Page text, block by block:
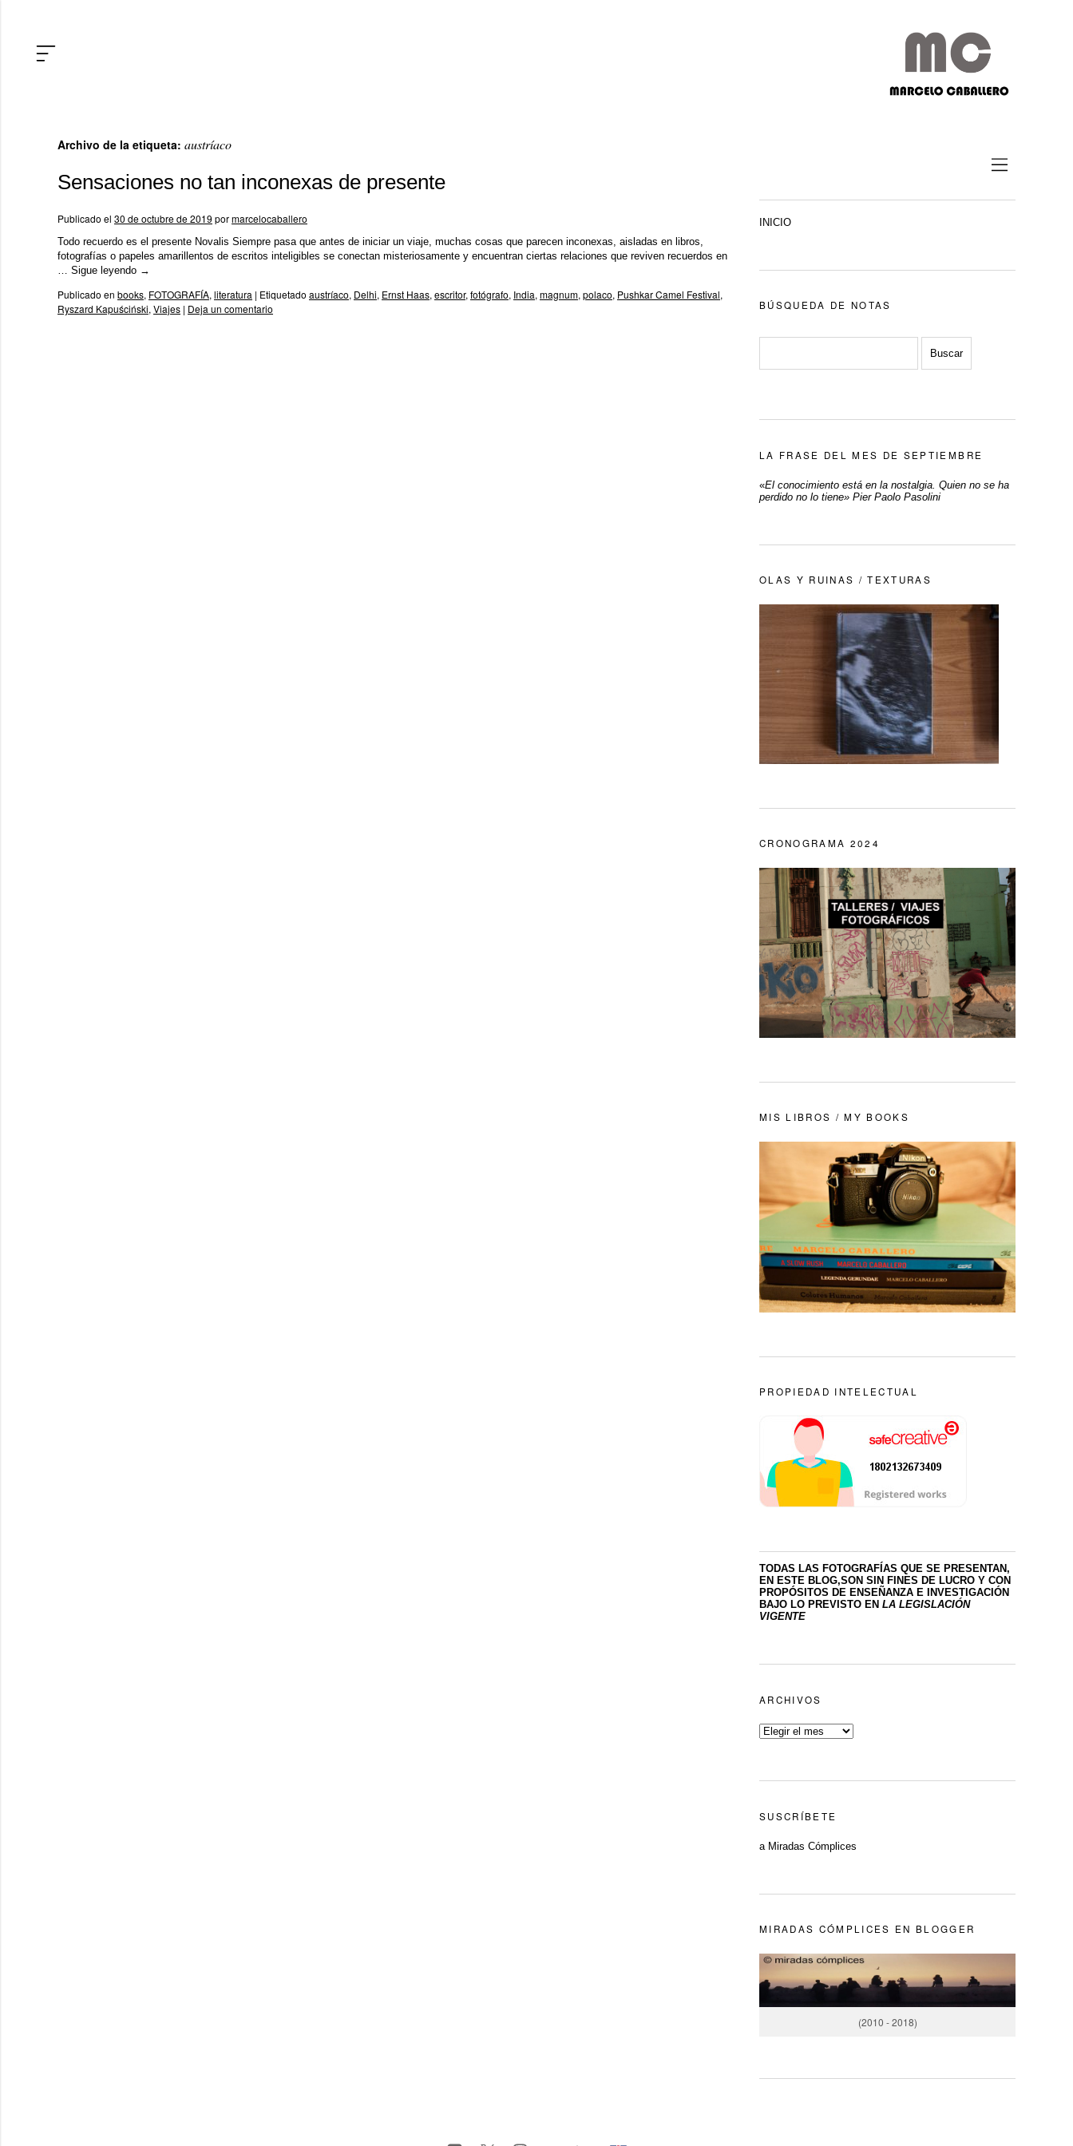
Archivo de la etiqueta: austríaco
Sensaciones no tan inconexas de presente
Publicado el 30 de octubre de 2019 pormarcelocaballero
Todo recuerdo es el presente Novalis Siempre pasa que antes de iniciar un viaje, muchas cosas que parecen inconexas, aisladas en libros,
fotografías o papeles amarillentos de escritos inteligibles se conectan misteriosamente y encuentran ciertas relaciones que reviven recuerdos en
… Sigue leyendo →
Publicado en books, FOTOGRAFÍA, literatura | Etiquetado austríaco, Delhi, Ernst Haas, escritor, fotógrafo, India, magnum, polaco, Pushkar Camel Festival,
Ryszard Kapuściński, Viajes | Deja un comentario
INICIO
BÚSQUEDA DE NOTAS
LA FRASE DEL MES DE SEPTIEMBRE
«El conocimiento está en la nostalgia. Quien no se ha
perdido no lo tiene» Pier Paolo Pasolini
OLAS Y RUINAS / TEXTURAS
CRONOGRAMA 2024
MIS LIBROS / MY BOOKS
PROPIEDAD INTELECTUAL
TODAS LAS FOTOGRAFÍAS QUE SE PRESENTAN,
EN ESTE BLOG,SON SIN FINES DE LUCRO Y CON
PROPÓSITOS DE ENSEÑANZA E INVESTIGACIÓN
BAJO LO PREVISTO EN LA LEGISLACIÓN
VIGENTE
ARCHIVOS
SUSCRÍBETE
a Miradas Cómplices
MIRADAS CÓMPLICES EN BLOGGER
(2010 - 2018)